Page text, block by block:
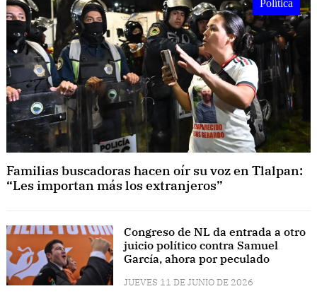
Política
Familias buscadoras hacen oír su voz en Tlalpan:
“Les importan más los extranjeros”
Congreso de NL da entrada a otro
juicio político contra Samuel
García, ahora por peculado
JUEVES 11 DE JUNIO DE 2026